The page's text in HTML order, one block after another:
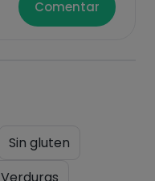
Comentar
Sin gluten
Verduras